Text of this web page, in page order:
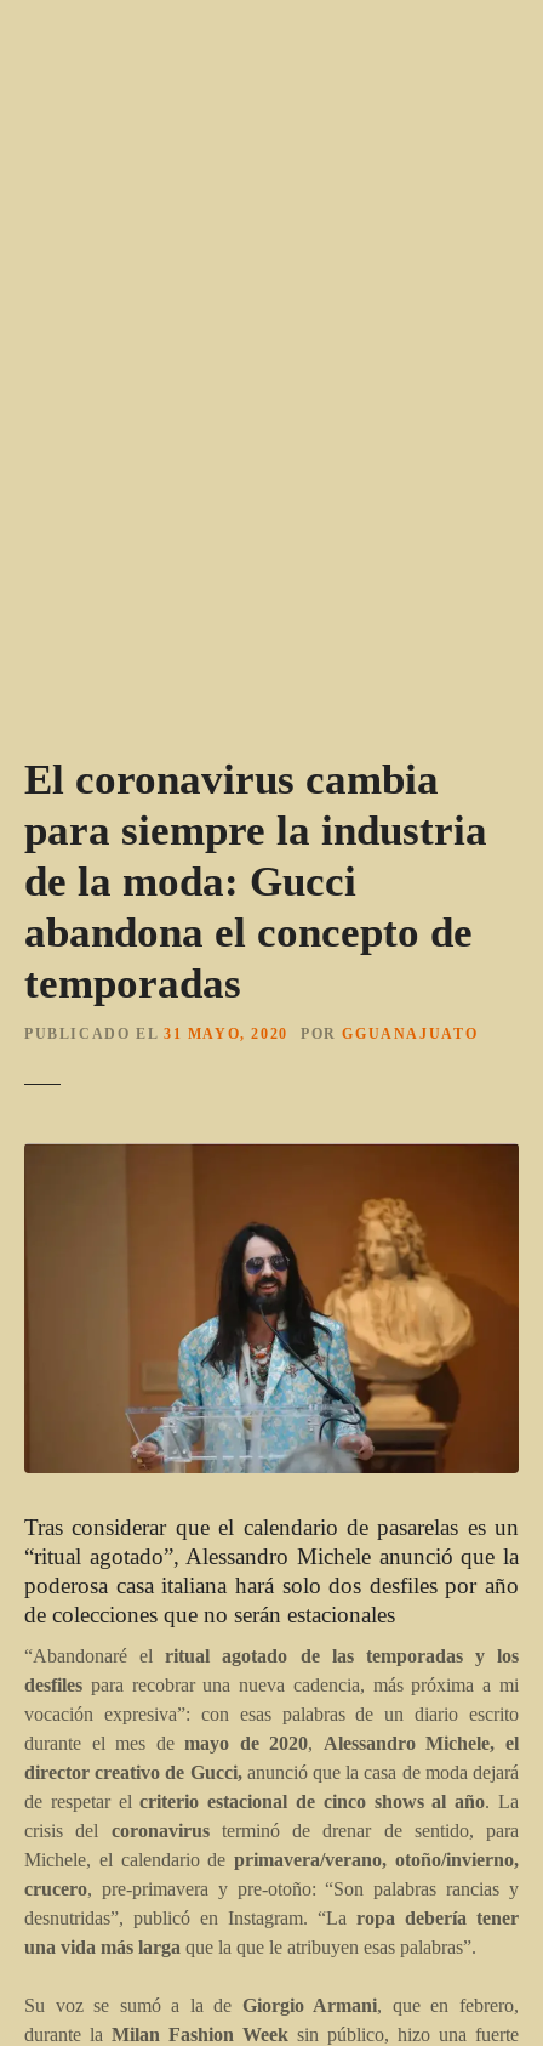
El coronavirus cambia
para siempre la industria
de la moda: Gucci
abandona el concepto de
temporadas
PUBLICADO EL 31 MAYO, 2020 POR GGUANAJUATO
Tras considerar que el calendario de pasarelas es un
“ritual agotado”, Alessandro Michele anunció que la
poderosa casa italiana hará solo dos desfiles por año
de colecciones que no serán estacionales
“Abandonaré elritual agotado de las temporadas y los
desfiles para recobrar una nueva cadencia, más próxima a mi
vocación expresiva”: con esas palabras de un diario escrito
durante el mes demayo de 2020, Alessandro Michele, el
director creativo de Gucci,anunció que la casa de moda dejará
de respetar elcriterio estacional de cinco shows al año. La
crisis del coronavirusterminó de drenar de sentido, para
Michele, el calendario deprimavera/verano, otoño/invierno,
crucero, pre-primavera y pre-otoño: “Son palabras rancias y
desnutridas”, publicó en Instagram. “La ropa debería tener
una vida más larga que la que le atribuyen esas palabras”.
Su voz se sumó a la de Giorgio Armani, que en febrero,
durante la Milan Fashion Week sin público, hizo una fuerte